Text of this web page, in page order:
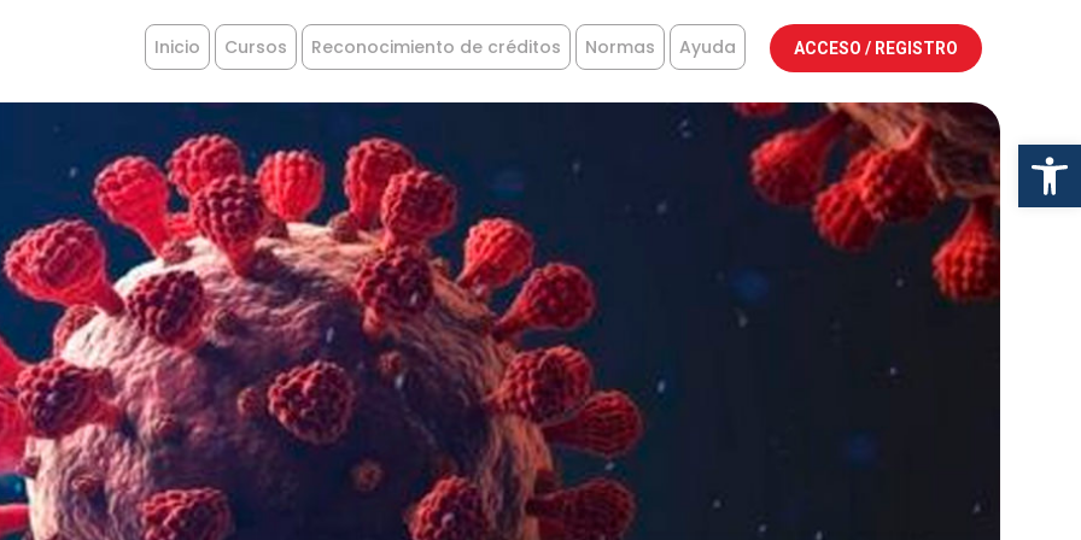
ACCESO / REGISTRO
Inicio Cursos Reconocimiento de créditos Normas Ayuda